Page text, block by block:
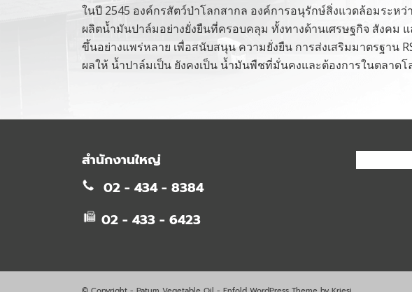
ในปี 2545 องค์กรสัตว์ป่าโลกสากล องค์การอนุรักษ์สิ่งแวดล้อมระห
ผลิตน้ำมันปาล์มอย่างยั่งยืนที่ครอบคลุม ทั้งทางด้านเศรษฐกิจ สังคม
ขึ้นอย่างแพร่หลาย เพื่อสนับสนุน ความยั่งยืน การส่งเสริมมาตรฐาน
ผลให้ น้ำปาล์มเป็น ยังคงเป็น น้ำมันพืชที่มั่นคงและต้องการในตลาด
สำนักงานใหญ่
02 - 434 - 8384
02 - 433 - 6423